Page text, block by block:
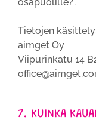
Tietojen
aimget Oy
Viipurinkatu 14
7. KUINKA